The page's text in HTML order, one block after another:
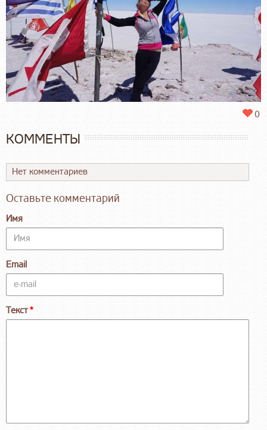
0
КОММЕНТЫ
Нет комментариев
Оставьте комментарий
Имя
Email
Текст